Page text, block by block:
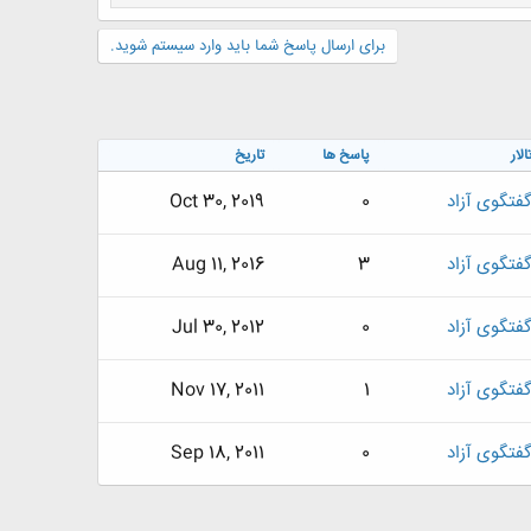
برای ارسال پاسخ شما باید وارد سیستم شوید.
تالار پاسخ ها تاریخ
گفتگوی آزاد 0
Oct 30, 2019
گفتگوی آزاد 3
Aug 11, 2016
گفتگوی آزاد 0
Jul 30, 2012
گفتگوی آزاد 1
Nov 17, 2011
گفتگوی آزاد 0
Sep 18, 2011